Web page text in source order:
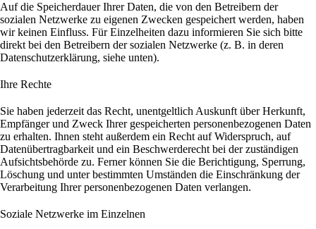
Auf die Speicherdauer Ihrer Daten, die von den Betreibern der
sozialen Netzwerke zu eigenen Zwecken gespeichert werden, haben
wir keinen Einfluss. Für Einzelheiten dazu informieren Sie sich bitte
direkt bei den Betreibern der sozialen Netzwerke (z. B. in deren
Datenschutzerklärung, siehe unten).
Ihre Rechte
Sie haben jederzeit das Recht, unentgeltlich Auskunft über Herkunft,
Empfänger und Zweck Ihrer gespeicherten personenbezogenen Daten
zu erhalten. Ihnen steht außerdem ein Recht auf Widerspruch, auf
Datenübertragbarkeit und ein Beschwerderecht bei der zuständigen
Aufsichtsbehörde zu. Ferner können Sie die Berichtigung, Sperrung,
Löschung und unter bestimmten Umständen die Einschränkung der
Verarbeitung Ihrer personenbezogenen Daten verlangen.
Soziale Netzwerke im Einzelnen